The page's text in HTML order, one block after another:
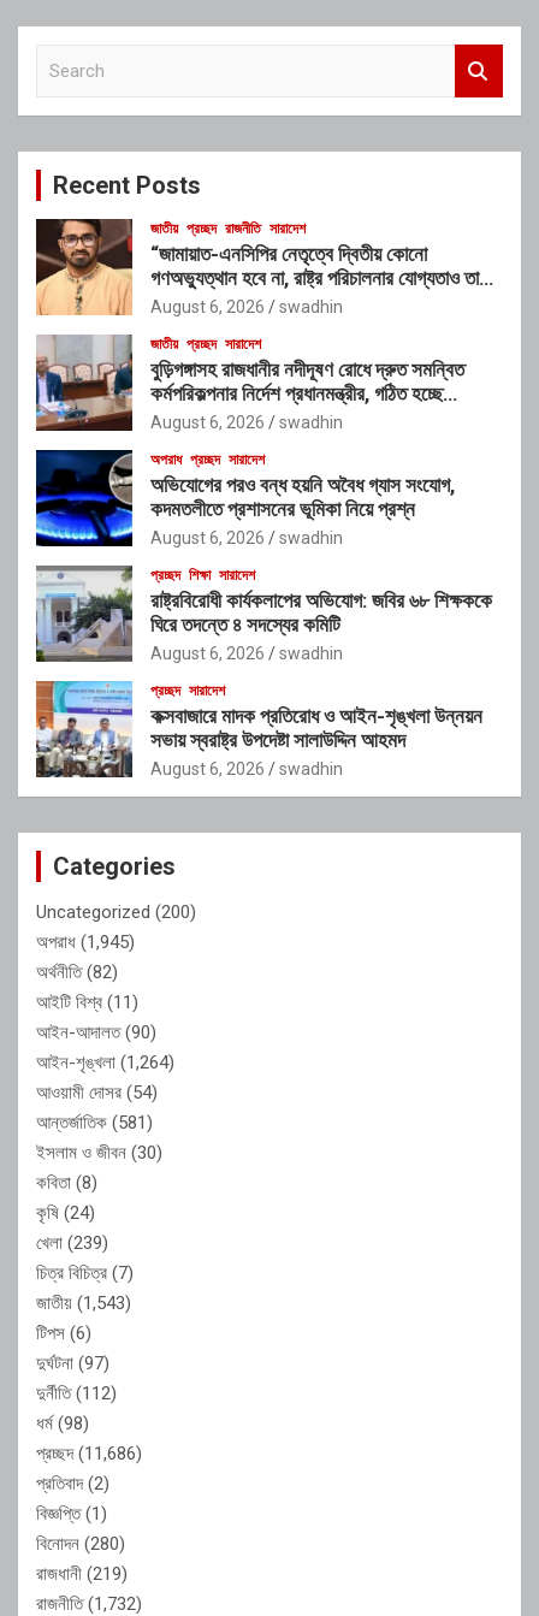
c
Recent Posts
জাতীয় প্রচ্ছদ রাজনীতি সারাদেশ
“জামায়াত-এনসিপির নেতৃত্বে দ্বিতীয় কোনো
গণঅভ্যুত্থান হবে না, রাষ্ট্র পরিচালনার যোগ্যতাও তাদের
নেই”: রাশেদ খাঁনের
August 6, 2026 swadhin
জাতীয় প্রচ্ছদ সারাদেশ
বুড়িগঙ্গাসহ রাজধানীর নদীদূষণ রোধে দ্রুত সমন্বিত
কর্মপরিকল্পনার নির্দেশ প্রধানমন্ত্রীর, গঠিত হচ্ছে
আন্তঃসংস্থা সমন্বয় কমিটি
August 6, 2026 swadhin
অপরাধ প্রচ্ছদ সারাদেশ
অভিযোগের পরও বন্ধ হয়নি অবৈধ গ্যাস সংযোগ,
কদমতলীতে প্রশাসনের ভূমিকা নিয়ে প্রশ্ন
August 6, 2026 swadhin
প্রচ্ছদ শিক্ষা সারাদেশ
রাষ্ট্রবিরোধী কার্যকলাপের অভিযোগ: জবির ৬৮ শিক্ষককে
ঘিরে তদন্তে ৪ সদস্যের কমিটি
August 6, 2026 swadhin
প্রচ্ছদ সারাদেশ
কক্সবাজারে মাদক প্রতিরোধ ও আইন-শৃঙ্খলা উন্নয়ন
সভায় স্বরাষ্ট্র উপদেষ্টা সালাউদ্দিন আহমদ
August 6, 2026 swadhin
Categories
Uncategorized (200)
অপরাধ (1,945)
অর্থনীতি(82)
আইটি বিশ্ব (11)
আইন-আদালত(90)
আইন-শৃঙ্খলা (1,264)
আওয়ামী দোসর (54)
আন্তর্জাতিক (581)
ইসলাম ও জীবন (30)
কবিতা (8)
কৃষি (24)
খেলা (239)
চিত্র বিচিত্র (7)
জাতীয় (1,543)
টিপস (6)
দুর্ঘটনা (97)
দুর্নীতি(112)
ধর্ম(98)
প্রচ্ছদ(11,686)
প্রতিবাদ(2)
বিজ্ঞপ্তি(1)
বিনোদন (280)
রাজধানী (219)
রাজনীতি(1,732)